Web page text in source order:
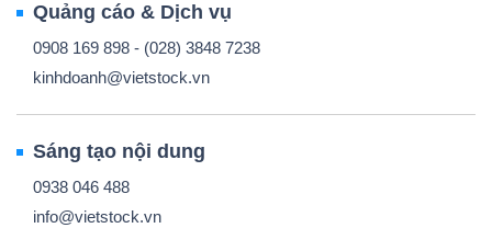
Quảng cáo & Dịch vụ
0908 169 898 - (028) 3848 7238
kinhdoanh@vietstock.vn
Sáng tạo nội dung
0938 046 488
info@vietstock.vn